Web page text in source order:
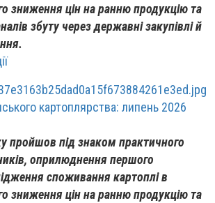
зниження цін на ранню продукцію та
збуту через державні закупівлі й
картоплярства: липень 2026
пройшов під знаком практичного
оприлюднення першого
споживання картоплі в
зниження цін на ранню продукцію та